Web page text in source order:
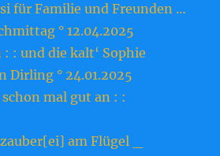
für Familie und Freunden …
° 12.04.2025
: : und die kalt‘ Sophie
Dirling ° 24.01.2025
mal gut an : :
am Flügel _